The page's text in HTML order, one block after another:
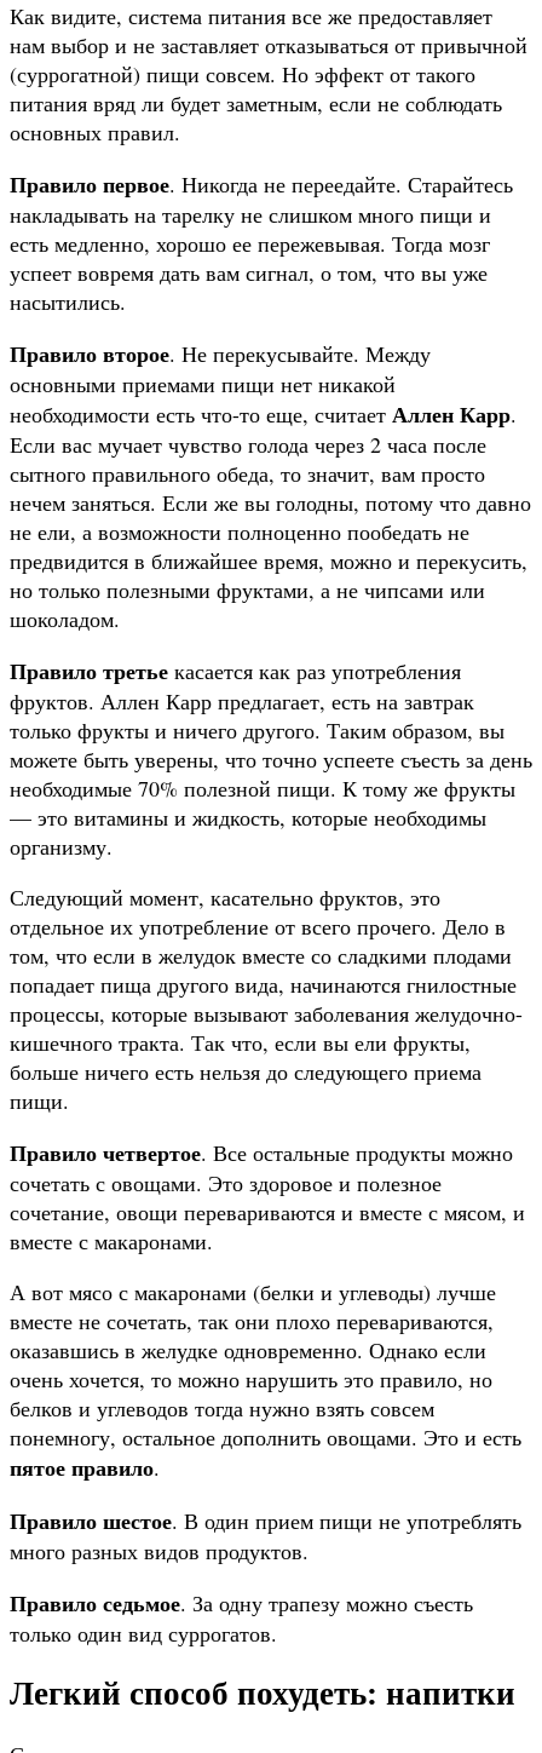
Как видите, система питания все же предоставляет
нам выбор и не заставляет отказываться от привычной
(суррогатной) пищи совсем. Но эффект от такого
питания вряд ли будет заметным, если не соблюдать
основных правил.
Правило первое. Никогда не переедайте. Старайтесь
накладывать на тарелку не слишком много пищи и
есть медленно, хорошо ее пережевывая. Тогда мозг
успеет вовремя дать вам сигнал, о том, что вы уже
насытились.
Правило второе. Не перекусывайте. Между
основными приемами пищи нет никакой
необходимости есть что-то еще, считает Аллен Карр.
Если вас мучает чувство голода через 2 часа после
сытного правильного обеда, то значит, вам просто
нечем заняться. Если же вы голодны, потому что давно
не ели, а возможности полноценно пообедать не
предвидится в ближайшее время, можно и перекусить,
но только полезными фруктами, а не чипсами или
шоколадом.
Правило третье касается как раз употребления
фруктов. Аллен Карр предлагает, есть на завтрак
только фрукты и ничего другого. Таким образом, вы
можете быть уверены, что точно успеете съесть за день
необходимые 70% полезной пищи. К тому же фрукты
— это витамины и жидкость, которые необходимы
организму.
Следующий момент, касательно фруктов, это
отдельное их употребление от всего прочего. Дело в
том, что если в желудок вместе со сладкими плодами
попадает пища другого вида, начинаются гнилостные
процессы, которые вызывают заболевания желудочно-
кишечного тракта. Так что, если вы ели фрукты,
больше ничего есть нельзя до следующего приема
пищи.
Правило четвертое. Все остальные продукты можно
сочетать с овощами. Это здоровое и полезное
сочетание, овощи перевариваются и вместе с мясом, и
вместе с макаронами.
А вот мясо с макаронами (белки и углеводы) лучше
вместе не сочетать, так они плохо перевариваются,
оказавшись в желудке одновременно. Однако если
очень хочется, то можно нарушить это правило, но
белков и углеводов тогда нужно взять совсем
понемногу, остальное дополнить овощами. Это и есть
пятое правило.
Правило шестое. В один прием пищи не употреблять
много разных видов продуктов.
Правило седьмое. За одну трапезу можно съесть
только один вид суррогатов.
Легкий способ похудеть: напитки